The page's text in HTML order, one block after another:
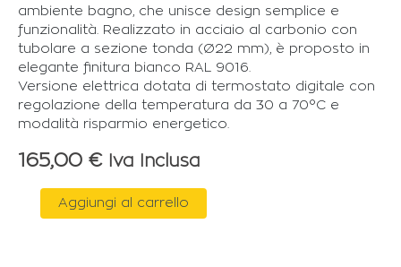
ambiente bagno, che unisce design semplice e
funzionalità. Realizzato in acciaio al carbonio con
tubolare a sezione tonda (Ø22 mm), è proposto in
elegante finitura bianco RAL 9016.
Versione elettrica dotata di termostato digitale con
regolazione della temperatura da 30 a 70°C e
modalità risparmio energetico.
165,00 € Iva Inclusa
MAGMA
SCALDASALVIETTE
Aggiungi al carrello